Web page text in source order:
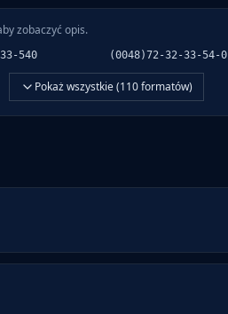
zobaczyć opis.
540 (0048)72-32-33-54-0
Pokaż wszystkie (110formatów)